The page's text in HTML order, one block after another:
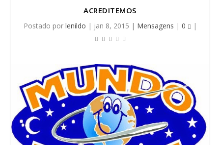
ACREDITEMOS
Postado por lenildo | jan 8, 2015 | Mensagens | 0 |